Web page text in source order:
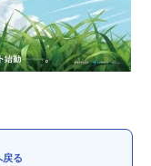
メ
戻る